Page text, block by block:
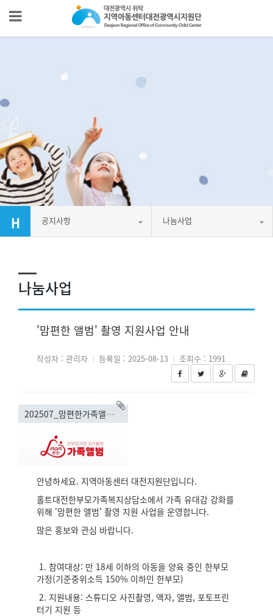
공지사항 나눔사업
나눔사업
'맘편한 앨범' 촬영 지원사업 안내
작성자 : 관리자 등록일 : 2025-08-13 조회수 : 1991
202507_맘편한가족앨범_상세.jpg(1125.74KB)
안녕하세요. 지역아동센터 대전지원단입니다.
홀트대전한부모가족복지상담소에서 가족 유대감 강화를
위해 '맘편한 앨범' 촬영 지원 사업을 운영합니다.
많은 홍보와 관심 바랍니다.
1. 참여대상: 만 18세 이하의 아동을 양육 중인 한부모
가정(기준중위소득 150% 이하인 한부모)
2. 지원내용: 스튜디오 사진촬영, 액자, 앨범, 포토프린
터기 지원 등